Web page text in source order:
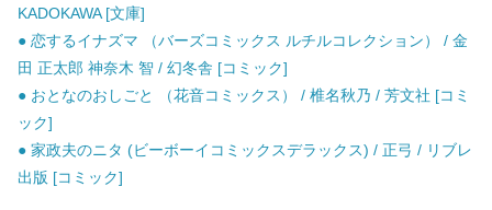
KADOKAWA [文庫]
● 恋するイナズマ （バーズコミックス ルチルコレクション） / 金
田 正太郎 神奈木 智 / 幻冬舎 [コミック]
● おとなのおしごと （花音コミックス） / 椎名秋乃 / 芳文社 [コミ
ック]
● 家政夫のニタ (ビーボーイコミックスデラックス) / 正弓 / リブレ
出版 [コミック]